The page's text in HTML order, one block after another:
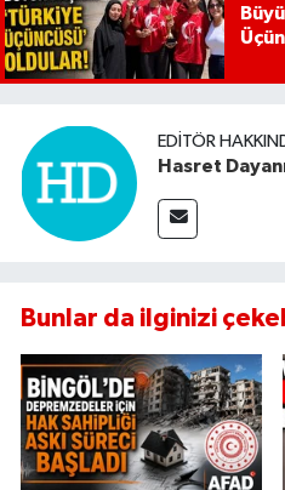
EDITÖR
Hasret
Bunlar da ilginizi